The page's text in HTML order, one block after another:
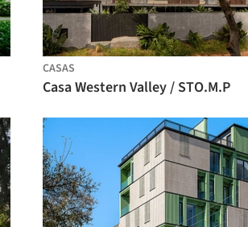
CASAS
Casa Western Valley / STO.M.P